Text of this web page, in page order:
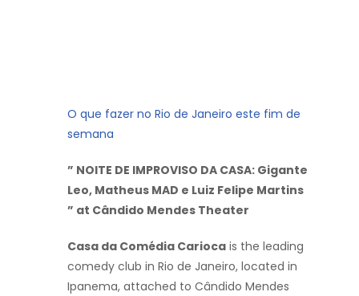
O que fazer no Rio de Janeiro este fim de
semana
” NOITE DE IMPROVISO DA CASA: Gigante
Leo, Matheus MAD e Luiz Felipe Martins
” at Cândido Mendes Theater
Casa da Comédia Carioca is the leading
comedy club in Rio de Janeiro, located in
Ipanema, attached to Cândido Mendes